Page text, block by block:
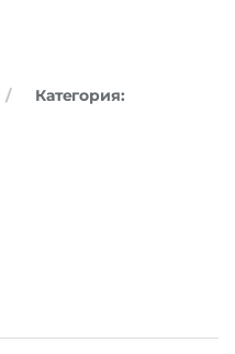
Категория: